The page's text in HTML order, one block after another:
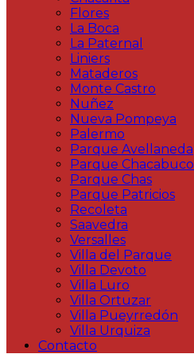
Flores
La Boca
La Paternal
Liniers
Mataderos
Monte Castro
Nuñez
Nueva Pompeya
Palermo
Parque Avellaneda
Parque Chacabuco
Parque Chas
Parque Patricios
Recoleta
Saavedra
Versalles
Villa del Parque
Villa Devoto
Villa Luro
Villa Ortuzar
Villa Pueyrredón
Villa Urquiza
Contacto